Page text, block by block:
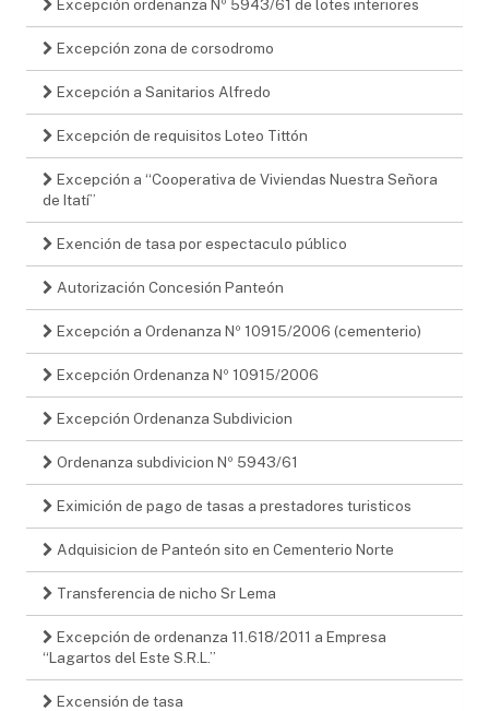
Excepción ordenanza Nº 5943/61 de lotes interiores
Excepción zona de corsodromo
Excepción a Sanitarios Alfredo
Excepción de requisitos Loteo Tittón
Excepción a “Cooperativa de Viviendas Nuestra Señora
de Itatí”
Exención de tasa por espectaculo público
Autorización Concesión Panteón
Excepción a Ordenanza Nº 10915/2006 (cementerio)
Excepción Ordenanza Nº 10915/2006
Excepción Ordenanza Subdivicion
Ordenanza subdivicion Nº 5943/61
Eximición de pago de tasas a prestadores turisticos
Adquisicion de Panteón sito en Cementerio Norte
Transferencia de nicho Sr Lema
Excepción de ordenanza 11.618/2011 a Empresa
“Lagartos del Este S.R.L.”
Excensión de tasa